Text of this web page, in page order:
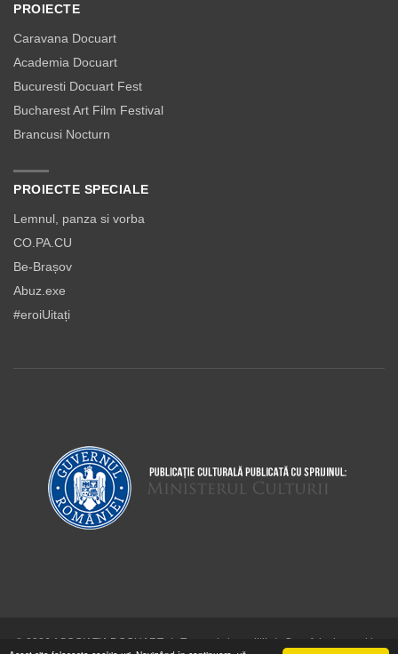
PROIECTE
Caravana Docuart
Academia Docuart
Bucuresti Docuart Fest
Bucharest Art Film Festival
Brancusi Nocturn
PROIECTE SPECIALE
Lemnul, panza si vorba
CO.PA.CU
Be-Brașov
Abuz.exe
#eroiUitați
© 2026 ASOCIAŢIA DOCUART | Termeni şi condiţii |
Cum folosim cookie-